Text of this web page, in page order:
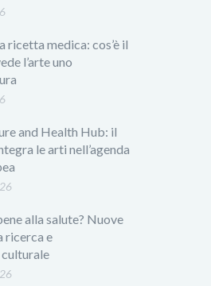
ricetta medica: cos’è il
l’arte uno
and Health Hub: il
le arti nell’agenda
alla salute? Nuove
ricerca e